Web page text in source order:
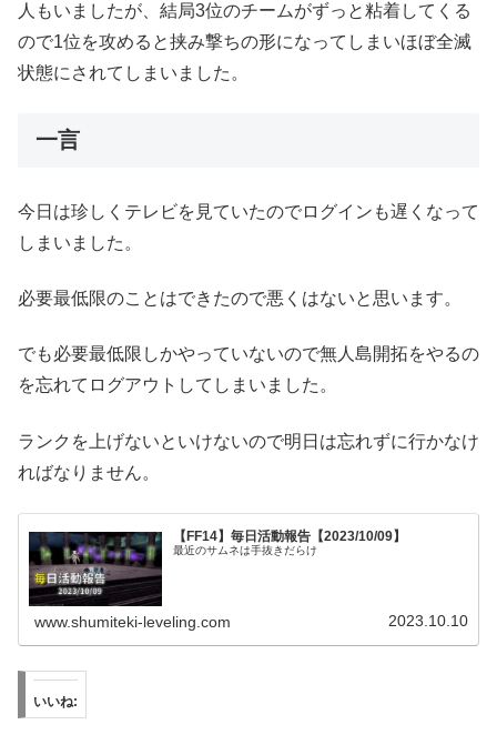
人もいましたが、結局3位のチームがずっと粘着してくる
ので1位を攻めると挟み撃ちの形になってしまいほぼ全滅
状態にされてしまいました。
一言
今日は珍しくテレビを見ていたのでログインも遅くなって
しまいました。
必要最低限のことはできたので悪くはないと思います。
でも必要最低限しかやっていないので無人島開拓をやるの
を忘れてログアウトしてしまいました。
ランクを上げないといけないので明日は忘れずに行かなけ
ればなりません。
【FF14】毎日活動報告【2023/10/09】
最近のサムネは手抜きだらけ
www.shumiteki-leveling.com 2023.10.10
いいね: